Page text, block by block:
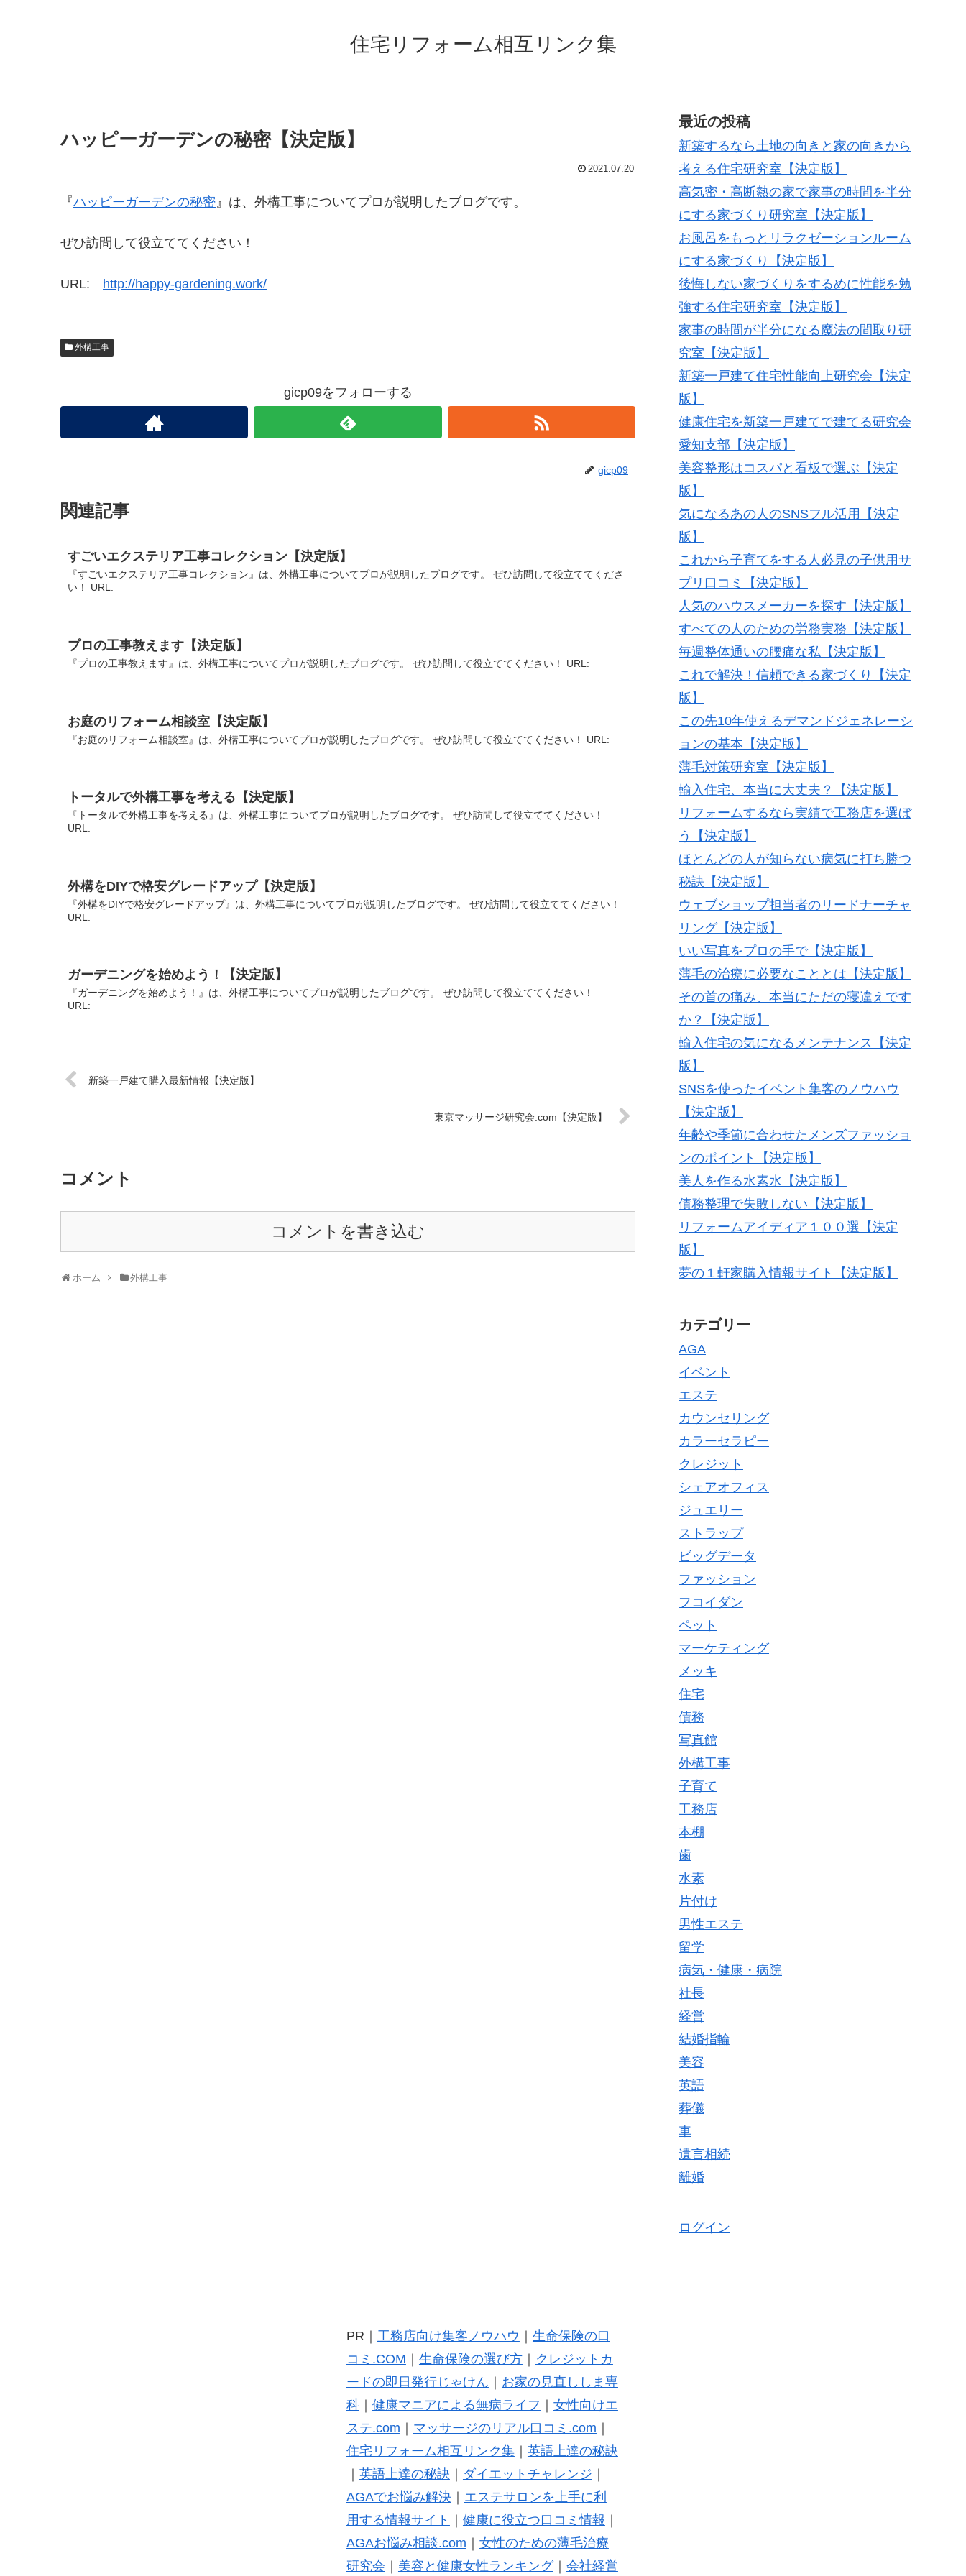
住宅リフォーム相互リンク集
ハッピーガーデンの秘密【決定版】
2021.07.20
『ハッピーガーデンの秘密 』は、外構工事についてプロが説明したブログです。
ぜひ訪問して役立ててください！
URL: http://happy-gardening.work/
外構工事
gicp09をフォローする
gicp09
関連記事
すごいエクステリア工事コレクション【決定版】
『すごいエクステリア工事コレクション』は、外構工事についてプロが説明したブログです。 ぜひ訪問して役立ててくださ
い！ URL:
プロの工事教えます【決定版】
『プロの工事教えます』は、外構工事についてプロが説明したブログです。 ぜひ訪問して役立ててください！ URL:
お庭のリフォーム相談室【決定版】
『お庭のリフォーム相談室』は、外構工事についてプロが説明したブログです。 ぜひ訪問して役立ててください！ URL:
トータルで外構工事を考える【決定版】
『トータルで外構工事を考える』は、外構工事についてプロが説明したブログです。 ぜひ訪問して役立ててください！
URL:
外構をDIYで格安グレードアップ【決定版】
『外構をDIYで格安グレードアップ』は、外構工事についてプロが説明したブログです。 ぜひ訪問して役立ててください！
URL:
ガーデニングを始めよう！【決定版】
『ガーデニングを始めよう！』は、外構工事についてプロが説明したブログです。 ぜひ訪問して役立ててください！
URL:
新築一戸建て購入最新情報【決定版】
東京マッサージ研究会.com【決定版】
コメント
コメントを書き込む
ホーム 外構工事
最近の投稿
新築するなら土地の向きと家の向きから
考える住宅研究室【決定版】
高気密・高断熱の家で家事の時間を半分
にする家づくり研究室【決定版】
お風呂をもっとリラクゼーションルーム
にする家づくり【決定版】
後悔しない家づくりをするめに性能を勉
強する住宅研究室【決定版】
家事の時間が半分になる魔法の間取り研
究室【決定版】
新築一戸建て住宅性能向上研究会【決定
版】
健康住宅を新築一戸建てで建てる研究会
愛知支部【決定版】
美容整形はコスパと看板で選ぶ【決定
版】
気になるあの人のSNSフル活用【決定
版】
これから子育てをする人必見の子供用サ
プリ口コミ【決定版】
人気のハウスメーカーを探す【決定版】
すべての人のための労務実務【決定版】
毎週整体通いの腰痛な私【決定版】
これで解決！信頼できる家づくり【決定
版】
この先10年使えるデマンドジェネレーシ
ョンの基本【決定版】
薄毛対策研究室【決定版】
輸入住宅、本当に大丈夫？【決定版】
リフォームするなら実績で工務店を選ぼ
う【決定版】
ほとんどの人が知らない病気に打ち勝つ
秘訣【決定版】
ウェブショップ担当者のリードナーチャ
リング【決定版】
いい写真をプロの手で【決定版】
薄毛の治療に必要なこととは【決定版】
その首の痛み、本当にただの寝違えです
か？【決定版】
輸入住宅の気になるメンテナンス【決定
版】
SNSを使ったイベント集客のノウハウ
【決定版】
年齢や季節に合わせたメンズファッショ
ンのポイント【決定版】
美人を作る水素水【決定版】
債務整理で失敗しない【決定版】
リフォームアイディア１００選【決定
版】
夢の１軒家購入情報サイト【決定版】
カテゴリー
AGA
イベント
エステ
カウンセリング
カラーセラピー
クレジット
シェアオフィス
ジュエリー
ストラップ
ビッグデータ
ファッション
フコイダン
ペット
マーケティング
メッキ
住宅
債務
写真館
外構工事
子育て
工務店
本棚
歯
水素
片付け
男性エステ
留学
病気・健康・病院
社長
経営
結婚指輪
美容
英語
葬儀
車
遺言相続
離婚
ログイン
PR｜ 工務店向け集客ノウハウ
生命保険の口
コミ.COM
生命保険の選び方｜
クレジットカ
ードの即日発行じゃけん
お家の見直ししま専
科｜ 健康マニアによる無病ライフ
女性向けエ
ステ.com
マッサージのリアル口コミ.com
住宅リフォーム相互リンク集｜ 英語上達の秘訣
英語上達の秘訣 ダイエットチャレンジ
AGAでお悩み解決｜ エステサロンを上手に利
用する情報サイト
健康に役立つ口コミ情報
AGAお悩み相談.com
女性のための薄毛治療
研究会
美容と健康女性ランキング｜ 会社経営